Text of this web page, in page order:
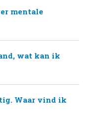
mentale
wat kan ik
Waar vind ik